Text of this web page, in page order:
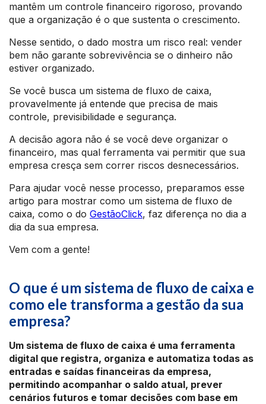
mantêm um controle financeiro rigoroso, provando
que a organização é o que sustenta o crescimento.
Nesse sentido, o dado mostra um risco real: vender
bem não garante sobrevivência se o dinheiro não
estiver organizado.
Se você busca um sistema de fluxo de caixa,
provavelmente já entende que precisa de mais
controle, previsibilidade e segurança.
A decisão agora não é se você deve organizar o
financeiro, mas qual ferramenta vai permitir que sua
empresa cresça sem correr riscos desnecessários.
Para ajudar você nesse processo, preparamos esse
artigo para mostrar como um sistema de fluxo de
caixa, como o do GestãoClick, faz diferença no dia a
dia da sua empresa.
Vem com a gente!
O que é um sistema de fluxo de caixa e
como ele transforma a gestão da sua
empresa?
Um sistema de fluxo de caixa é uma ferramenta
digital que registra, organiza e automatiza todas as
entradas e saídas financeiras da empresa,
permitindo acompanhar o saldo atual, prever
cenários futuros e tomar decisões com base em